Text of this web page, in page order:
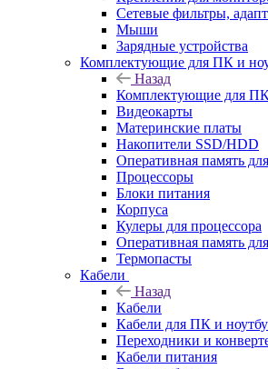
Сетевые фильтры,
Мыши
Зарядные устройства
Комплектующие для ПК и
Назад
Комплектующие для ПК
Видеокарты
Материнские платы
Накопители SSD/HDD
Оперативная память
Процессоры
Блоки питания
Корпуса
Кулеры для процессора
Оперативная память
Термопасты
Кабели
Назад
Кабели
Кабели для ПК и
Переходники и
Кабели питания